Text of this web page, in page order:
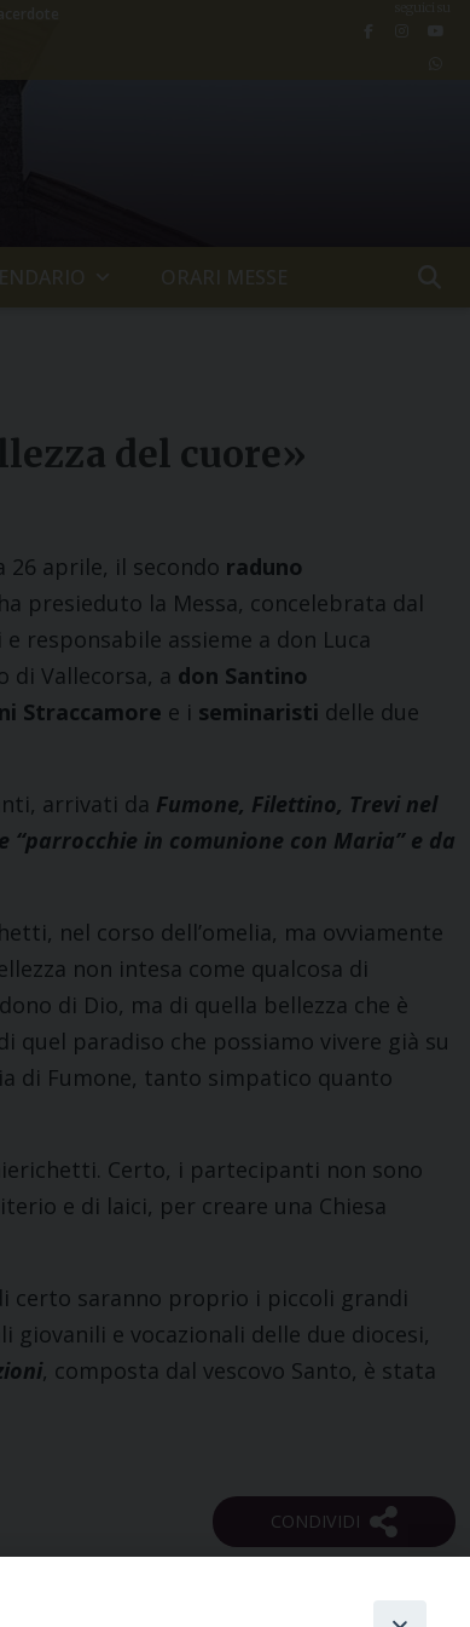
ORARI MESSE
del cuore»
aprile, il secondo raduno
presieduto la Messa, concelebrata dal
responsabile assieme a don Luca
di Vallecorsa, a don Santino
Straccamore e i seminaristi delle due
arrivati da Fumone, Filettino, Trevi nel
in comunione con Maria” e da
nel corso dell’omelia, ma ovviamente
non intesa come qualcosa di
di Dio, ma di quella bellezza che è
quel paradiso che possiamo vivere già su
di Fumone, tanto simpatico quanto
Certo, i partecipanti non sono
e di laici, per creare una Chiesa
certo saranno proprio i piccoli grandi
e vocazionali delle due diocesi,
, composta dal vescovo Santo, è stata